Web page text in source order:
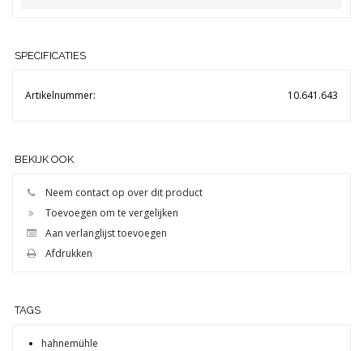
SPECIFICATIES
Artikelnummer: 10.641.643
BEKIJK OOK
Neem contact op over dit product
Toevoegen om te vergelijken
Aan verlanglijst toevoegen
Afdrukken
TAGS
hahnemühle